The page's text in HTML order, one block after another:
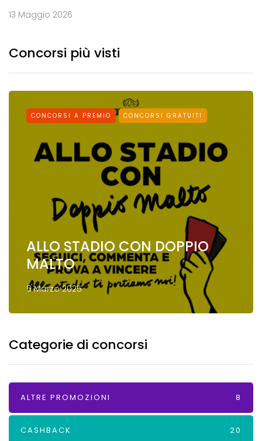
13 Maggio 2026
Concorsi più visti
CONCORSI A PREMIO CONCORSI GRATUITI
ALLO STADIO CON DOPPIO
MALTO
6 Marzo 2025
Categorie di concorsi
ALTRE PROMOZIONI 8
CASHBACK 20